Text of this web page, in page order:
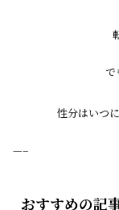
で
性分はいつ
—–
おすすめの記